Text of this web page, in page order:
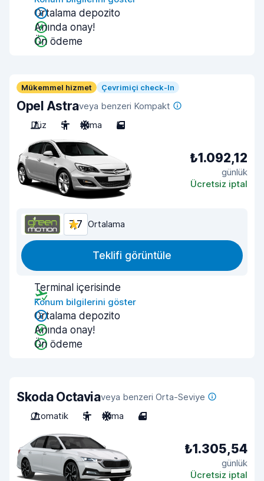
Ortalama depozito
Anında onay!
Ön ödeme
Mükemmel hizmet Çevrimiçi check-In
Opel Astraveya benzeri Kompakt
Düz
5 Klima 5
₺1.092,12
günlük
Ücretsiz iptal
7,7 Ortalama
Teklifi görüntüle
Terminal içerisinde
Konum bilgilerini göster
Ortalama depozito
Anında onay!
Ön ödeme
Skoda Octaviaveya benzeri Orta-Seviye
Otomatik
5 Klima 4
₺1.305,54
günlük
Ücretsiz iptal